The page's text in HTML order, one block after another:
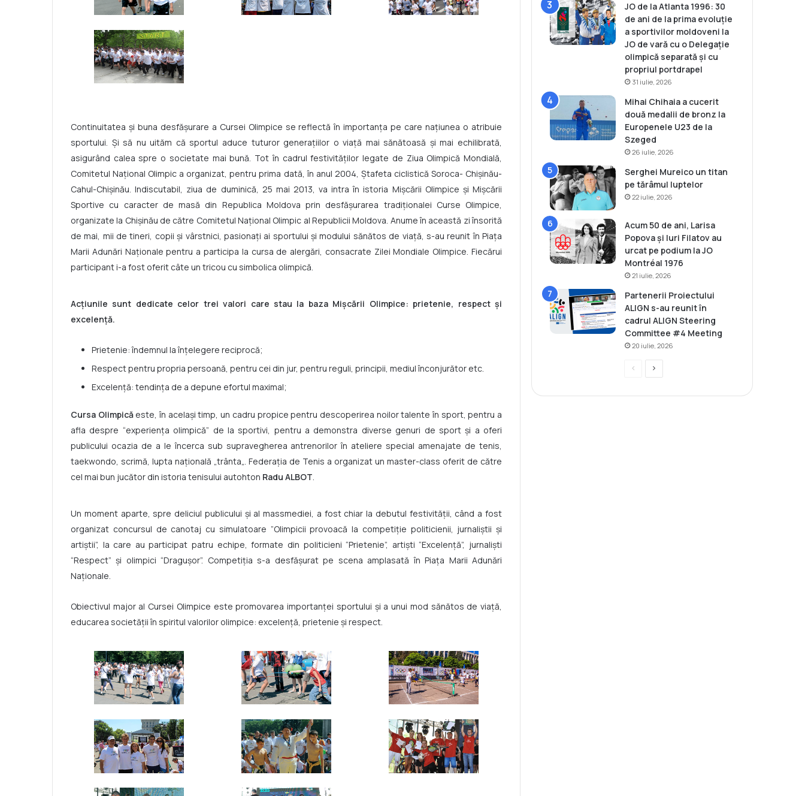
Continuitatea și buna desfășurare a Cursei Olimpice se reflectă în importanța pe care națiunea o atribuie
sportului. Și să nu uităm că sportul aduce tuturor generaţiilor o viaţă mai sănătoasă şi mai echilibrată,
asigurând calea spre o societate mai bună. Tot în cadrul festivităţilor legate de Ziua Olimpică Mondială,
Comitetul Naţional Olimpic a organizat, pentru prima dată, în anul 2004, Ştafeta ciclistică Soroca- Chişinău-
Cahul-Chişinău. Indiscutabil, ziua de duminică, 25 mai 2013, va intra în istoria Mişcării Olimpice şi Mişcării
Sportive cu caracter de masă din Republica Moldova prin desfăşurarea tradiţionalei Curse Olimpice,
organizate la Chişinău de către Comitetul Naţional Olimpic al Republicii Moldova. Anume în această zi însorită
de mai, mii de tineri, copii şi vârstnici, pasionaţi ai sportului şi modului sănătos de viaţă, s-au reunit în Piața
Marii Adunări Naționale pentru a participa la cursa de alergări, consacrate Zilei Mondiale Olimpice. Fiecărui
participant i-a fost oferit câte un tricou cu simbolica olimpică.
Acţiunile sunt dedicate celor trei valori care stau la baza Mișcării Olimpice: prietenie, respect și
excelență.
Prietenie: îndemnul la înţelegere reciprocă;
Respect pentru propria persoană, pentru cei din jur, pentru reguli, principii, mediul înconjurător etc.
Excelenţă: tendinţa de a depune efortul maximal;
Cursa Olimpicăeste, în acelaşi timp, un cadru propice pentru descoperirea noilor talente în sport, pentru a
afla despre “experienţa olimpică” de la sportivi, pentru a demonstra diverse genuri de sport şi a oferi
publicului ocazia de a le încerca sub supravegherea antrenorilor în ateliere special amenajate de tenis,
taekwondo, scrimă, lupta naţională „trânta„. Federaţia de Tenis a organizat un master-class oferit de către
cel mai bun jucător din istoria tenisului autohton Radu ALBOT.
Un moment aparte, spre deliciul publicului şi al massmediei, a fost chiar la debutul festivităţii, când a fost
organizat concursul de canotaj cu simulatoare ”Olimpicii provoacă la competiţie politicienii, jurnaliştii şi
artiştii”, la care au participat patru echipe, formate din politicieni “Prietenie”, artişti “Excelenţă”, jurnalişti
“Respect” şi olimpici “Draguşor”. Competiţia s-a desfăşurat pe scena amplasată în Piaţa Marii Adunări
Naţionale.
Obiectivul major al Cursei Olimpice este promovarea importanţei sportului şi a unui mod sănătos de viaţă,
educarea societăţii în spiritul valorilor olimpice: excelenţă, prietenie şi respect.
JO de la Atlanta 1996: 30
de ani de la prima evoluție
a sportivilor moldoveni la
JO de vară cu o Delegație
olimpică separată și cu
propriul portdrapel
31 iulie, 2026
Mihai Chihaia a cucerit
două medalii de bronz la
Europenele U23 de la
Szeged
26 iulie, 2026
Serghei Mureico un titan
pe tărâmul luptelor
22 iulie, 2026
Acum 50 de ani, Larisa
Popova și Iuri Filatov au
urcat pe podium la JO
Montréal 1976
21 iulie, 2026
Partenerii Proiectului
ALIGN s-au reunit în
cadrul ALIGN Steering
Committee #4 Meeting
20 iulie, 2026